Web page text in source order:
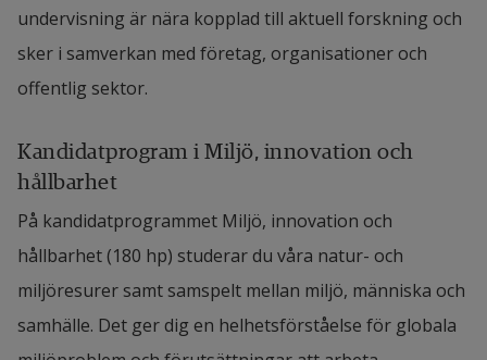
undervisning är nära kopplad till aktuell forskning och
sker i samverkan med företag, organisationer och
offentlig sektor.
Kandidatprogram i Miljö, innovation och
hållbarhet
På kandidatprogrammet Miljö, innovation och
hållbarhet (180 hp) studerar du våra natur- och
miljöresurer samt samspelt mellan miljö, människa och
samhälle. Det ger dig en helhetsförståelse för globala